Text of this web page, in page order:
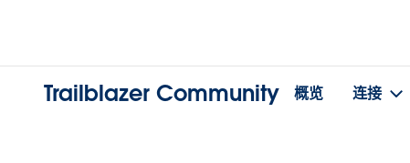
Trailblazer Community 概览 连接